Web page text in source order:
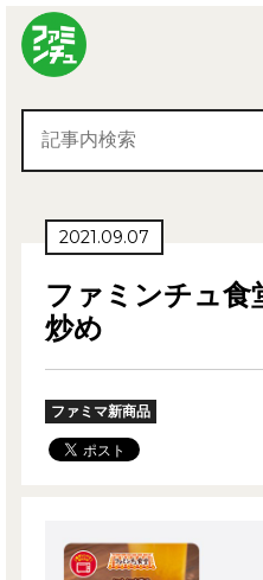
2021.09.07
ファミンチュ
炒め
ファミマ新商品